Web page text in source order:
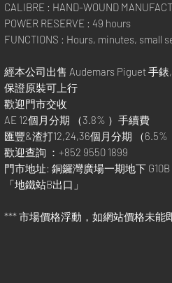
CALIBRE : HAND-WOUND
POWER RESERVE : 49 hours
FUNCTIONS : Hours, minutes, small
經本公司出售 Audemars Piguet 手錶,
保證原裝可上行
歡迎門市交收
AE 12個月分期 （3.8% ）手續費
匯豐&渣打12,24,36個月分期 （6.5%
歡迎查詢 ：+852 9550 1899
門市地址: 銅鑼灣廣場一期地下 G10B
「地鐵站B出口」
*** 市場價格浮動，如網站價格未能